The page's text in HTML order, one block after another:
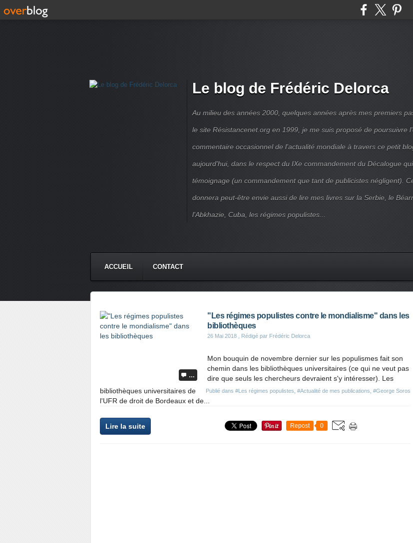
Le blog de Frédéric Delorca
Au milieu des années 2000, quelques années après mes premiers
le site Résistancenet.org en 1999, je me suis proposé de poursuivre
commentaire occasionnel de l'actualité mondiale à travers ce petit
aujourd'hui, dans le respect du IXe commandement du Décalogue
témoignage (un commandement que tant de publicistes négligent).
donnera peut-être envie aussi de lire mes livres sur la Serbie, le
l'Abkhazie, Cuba, les régimes populistes...
ACCUEIL CONTACT
…
"Les régimes populistes contre le mondialisme" dans les
bibliothèques
26 Mai 2018 , Rédigé par Frédéric Delorca
Publié dans #Les régimes populistes #Actualité de mes publications #George Soros
Mon bouquin de novembre dernier sur les populismes fait son
chemin dans les bibliothèques universitaires (ce qui ne veut pas
dire que seuls les chercheurs devraient s'y intéresser). Les
bibliothèques universitaires de
l'UFR de droit de Bordeaux et de...
Lire la suite Repost 0